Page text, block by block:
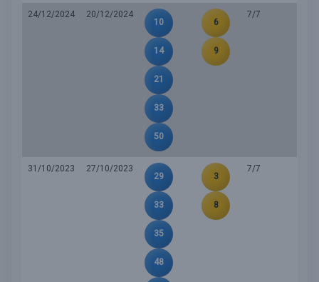
24/12/2024
20/12/2024
10
14
21
33
50
6
9
7/7
31/10/2023
27/10/2023
29
33
35
48
3
8
7/7